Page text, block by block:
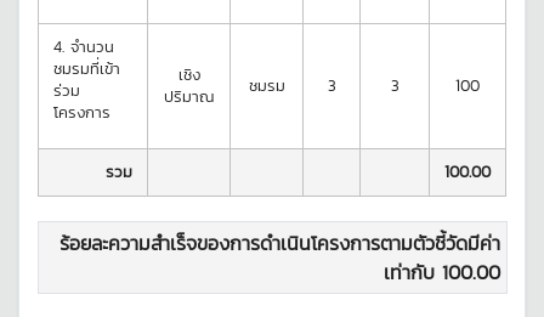
4. จำนวน
ชมรมที่เข้า
ร่วม
โครงการ
เชิง
ปริมาณ
ชมรม 3 3 100
รวม 100.00
ร้อยละความสำเร็จของการดำเนินโครงการตามตัวชี้วัดมีค่า
เท่ากับ 100.00